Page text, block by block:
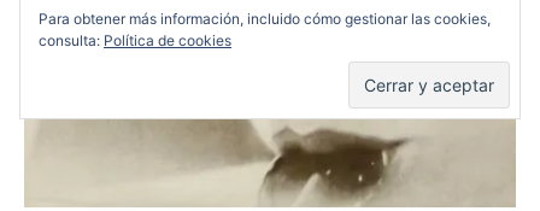
Para obtener más información, incluido cómo gestionar las cookies,
consulta: Política de cookies